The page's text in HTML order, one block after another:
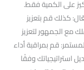
على الكمية فقط.
كذلك قم بتعزيز
مع الجمهور لتعزيز
قم بمراقبة أداء
استراتيجياتك وفقًا